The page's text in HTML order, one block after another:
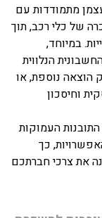
מתמודדות עם
של כלי רכב, תוך
במיוחד,
הנלווית
הוצאה נוספת, או
וחיסכון
העמוקות
כך
את צרכי חברתכם